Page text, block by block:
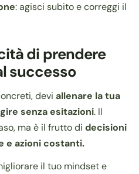
: agisci subito e correggi il
di prendere
successo
devi allenare la tua
senza esitazioni. Il
ma è il frutto di decisioni
e azioni costanti.
il tuo mindset e